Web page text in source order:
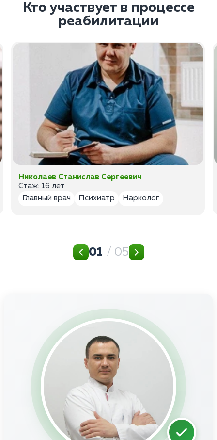
Кто участвует в процессе
реабилитации
Николаев Станислав Сергеевич
Стаж: 16 лет
Главный врач
Психиатр Нарколог
01 / 05